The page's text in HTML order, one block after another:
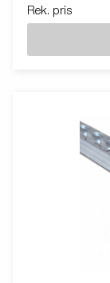
Rek. pris